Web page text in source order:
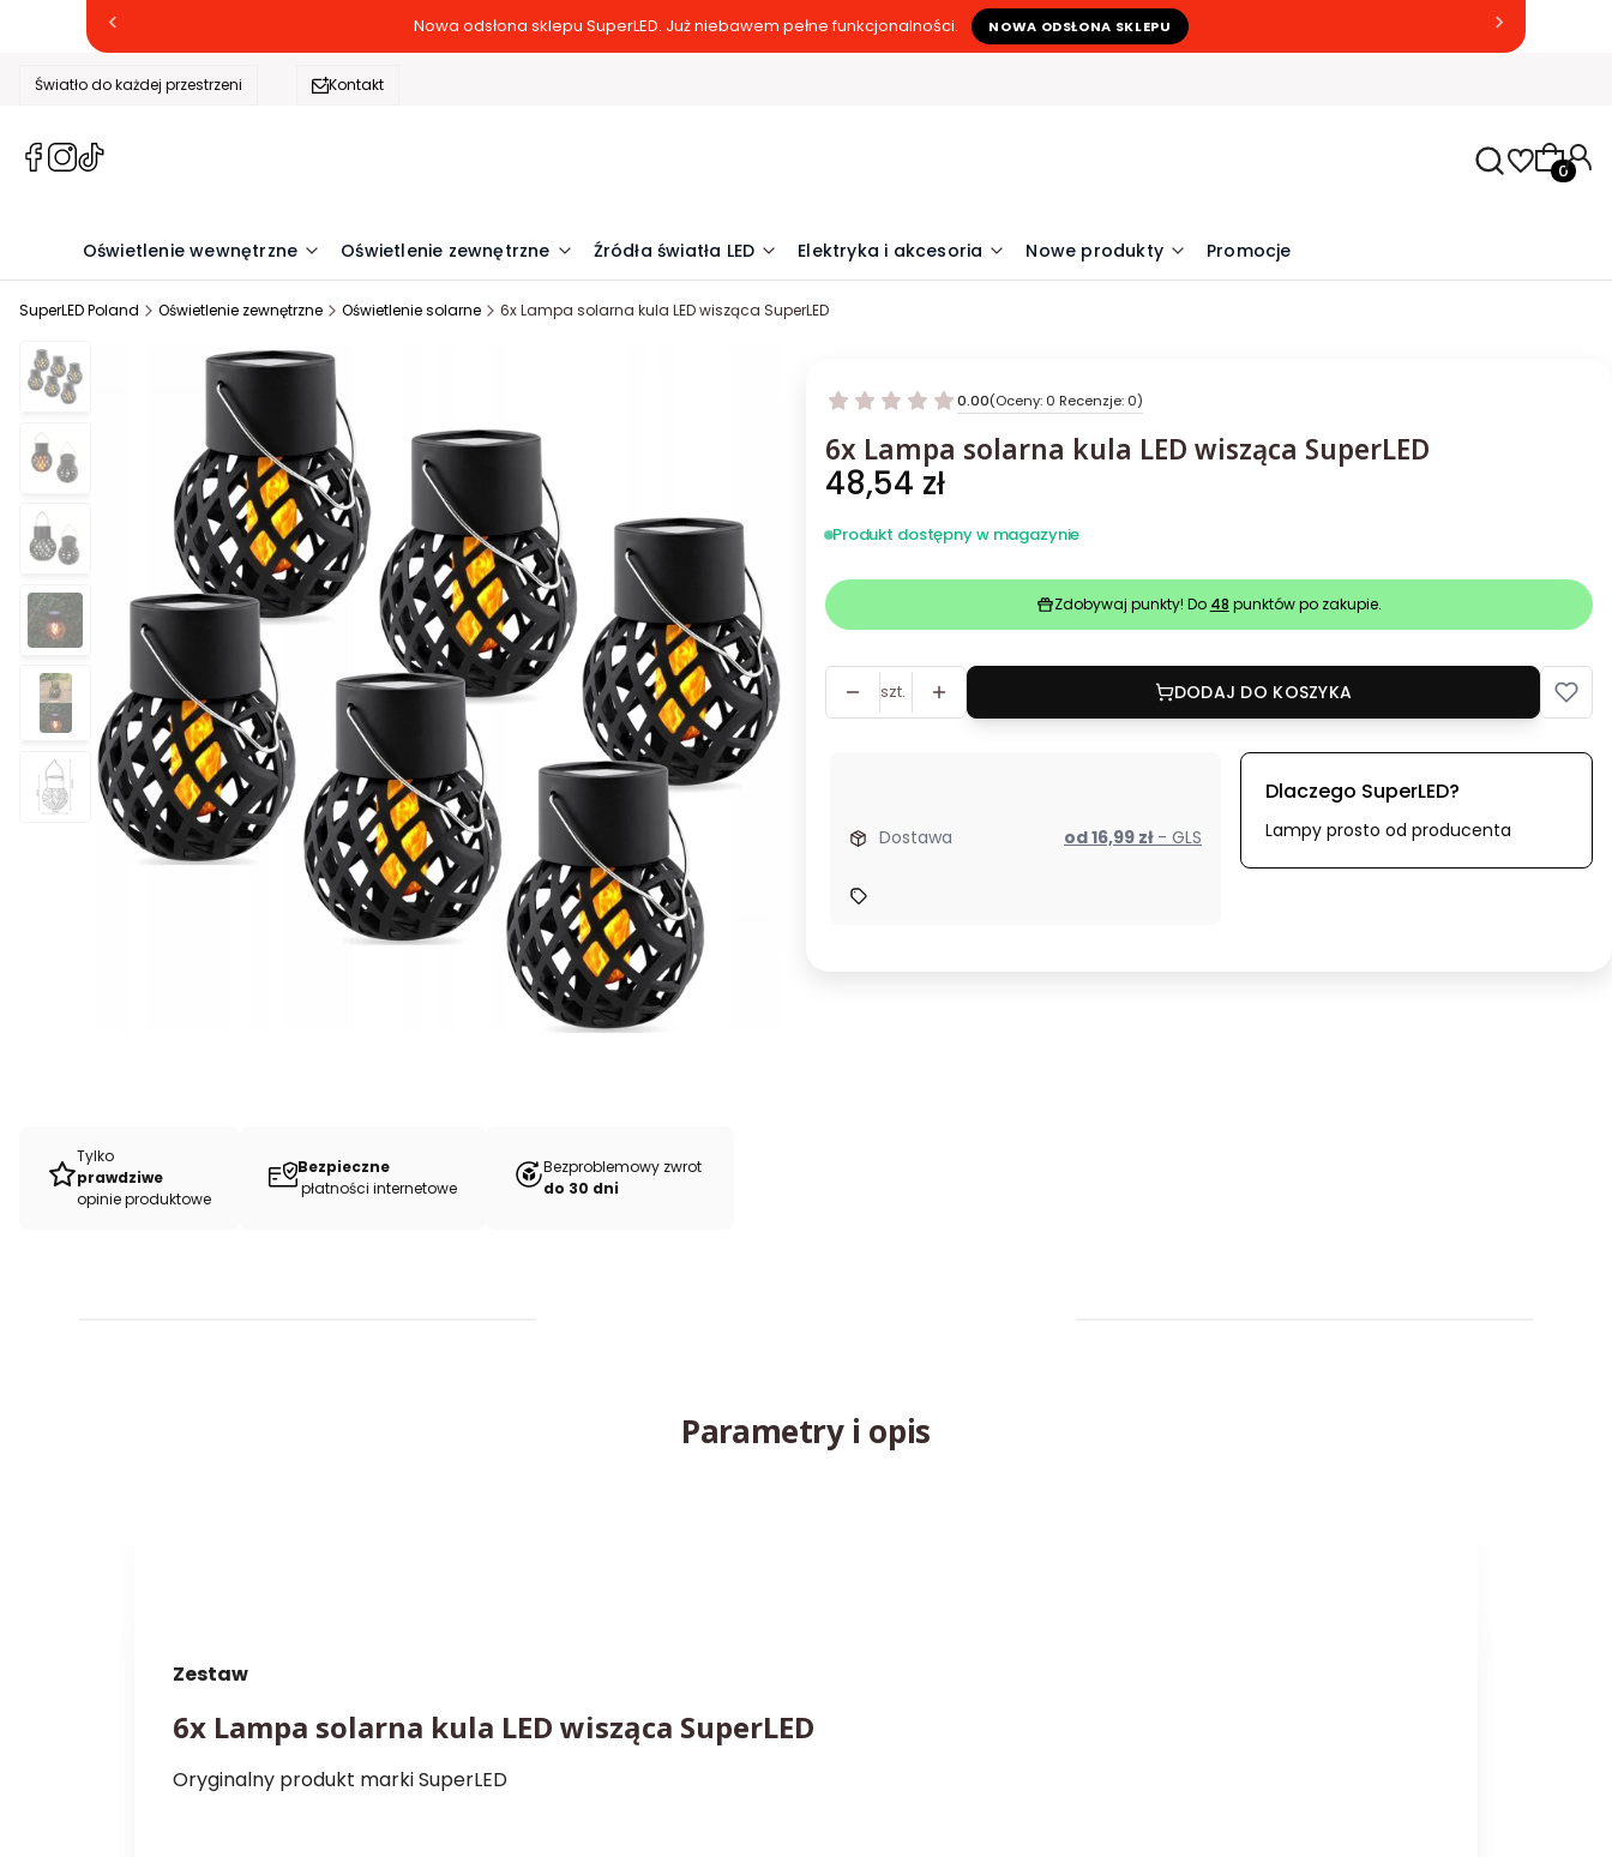
Nowa odsłona sklepu SuperLED. Już niebawem pełne funkcjonalności. NOWA ODSŁONA SKLEPU
Światło do każdej przestrzeni Kontakt
(Otwiera
(Otwiera
nowej
(Otwiera
nowej
Oświetlenie wewnętrzne Oświetlenie zewnętrzne Źródła światła LED Elektryka i akcesoria Nowe produkty Promocje
SuperLED Poland Oświetlenie zewnętrzne Oświetlenie solarne 6x Lampa solarna kula LED wisząca SuperLED
Tylko
prawdziwe
opinie produktowe
Bezpieczne
płatności internetowe
Bezproblemowy zwrot
do 30 dni
0.00(Oceny: 0 Recenzje: 0)
6x Lampa solarna kula LED wisząca SuperLED
Cena
48,54 zł
Produkt dostępny w magazynie
Zdobywaj punkty! Do 48 punktów po zakupie.
szt. DODAJ DO KOSZYKA
Dostawa od 16,99 zł - GLS
Dlaczego SuperLED?
Lampy prosto od producenta
Parametry i opis
Zestaw
6x Lampa solarna kula LED wisząca SuperLED
Oryginalny produkt marki SuperLED